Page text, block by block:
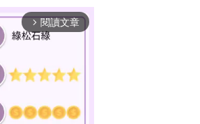
arrow_forward_ios 閱讀文章